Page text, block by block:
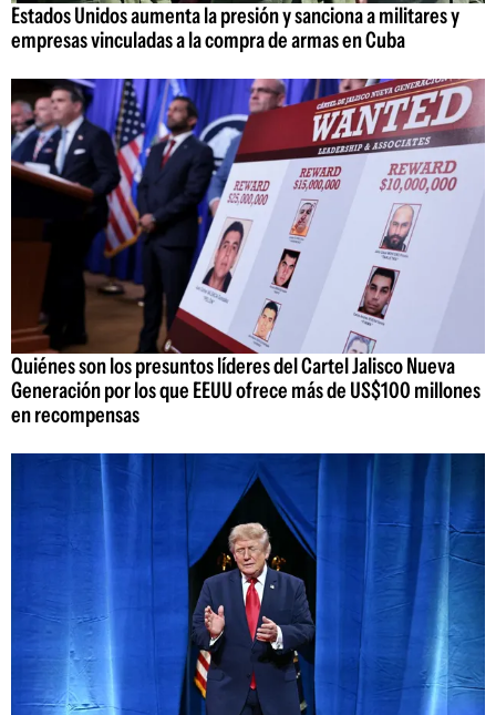
Estados Unidos aumenta la presión y sanciona a militares y
empresas vinculadas a la compra de armas en Cuba
Quiénes son los presuntos líderes del Cartel Jalisco Nueva
Generación por los que EEUU ofrece más de US$100 millones
en recompensas